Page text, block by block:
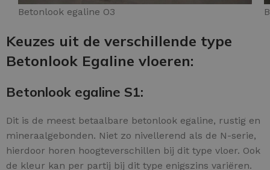
Betonlook egaline O3
Keuzes uit de verschillende type
Betonlook Egaline vloeren:
Betonlook egaline S1:
Dit is de meest betaalbare betonlook egaline, rustig en
mineraalgebonden. Niet zo nivellerend als de N-serie,
hierdoor horen hoogteverschillen bij dit type vloer. Ook
de kleur kan per partij bij dit type enigszins variëren.